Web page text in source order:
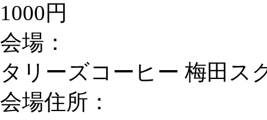
1000円
会場：
タリーズコーヒー 梅田ス
会場住所：